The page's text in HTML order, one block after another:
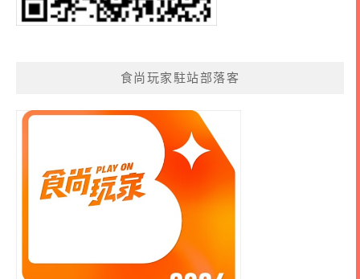
食尚玩家駐站部落客